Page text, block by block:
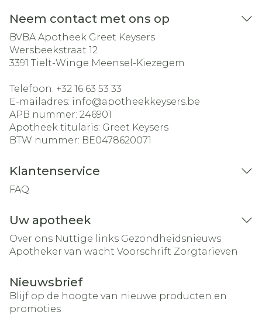
Neem contact met ons op
BVBA Apotheek Greet Keysers
Wersbeekstraat 12
3391 Tielt-Winge Meensel-Kiezegem
Telefoon: +32 16 63 53 33
E-mailadres: info@apotheekkeysers.be
APB nummer: 246901
Apotheek titularis: Greet Keysers
BTW nummer: BE0478620071
Klantenservice
FAQ
Uw apotheek
Over ons Nuttige links Gezondheidsnieuws
Apotheker van wacht Voorschrift Zorgtarieven
Nieuwsbrief
Blijf op de hoogte van nieuwe producten en
promoties